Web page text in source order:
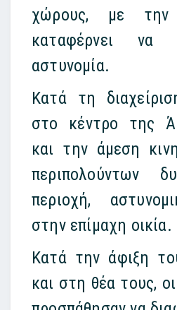
χώρους, με
καταφέρνει να
αστυνομία.
Κατά τη
στο κέντρο της
και την άμεση
περιπολούντων
περιοχή,
στην επίμαχη οικία.
Κατά την άφιξη
και στη θέα τους,